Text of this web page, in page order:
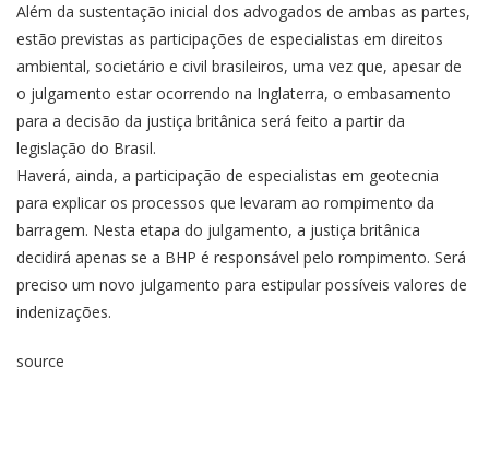
Além da sustentação inicial dos advogados de ambas as partes,
estão previstas as participações de especialistas em direitos
ambiental, societário e civil brasileiros, uma vez que, apesar de
o julgamento estar ocorrendo na Inglaterra, o embasamento
para a decisão da justiça britânica será feito a partir da
legislação do Brasil.
Haverá, ainda, a participação de especialistas em geotecnia
para explicar os processos que levaram ao rompimento da
barragem. Nesta etapa do julgamento, a justiça britânica
decidirá apenas se a BHP é responsável pelo rompimento. Será
preciso um novo julgamento para estipular possíveis valores de
indenizações.
source